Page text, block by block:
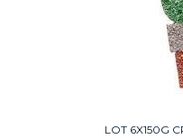
LOT 6X150G